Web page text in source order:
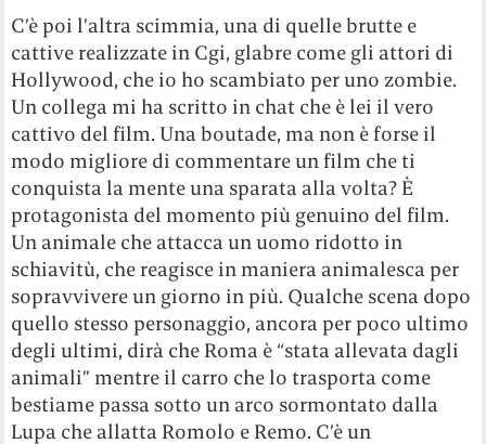
C’è poi l’altra scimmia, una di quelle brutte e
cattive realizzate in Cgi, glabre come gli attori di
Hollywood, che io ho scambiato per uno zombie.
Un collega mi ha scritto in chat che è lei il vero
cattivo del film. Una boutade, ma non è forse il
modo migliore di commentare un film che ti
conquista la mente una sparata alla volta? È
protagonista del momento più genuino del film.
Un animale che attacca un uomo ridotto in
schiavitù, che reagisce in maniera animalesca per
sopravvivere un giorno in più. Qualche scena dopo
quello stesso personaggio, ancora per poco ultimo
degli ultimi, dirà che Roma è “stata allevata dagli
animali” mentre il carro che lo trasporta come
bestiame passa sotto un arco sormontato dalla
Lupa che allatta Romolo e Remo. C’è un